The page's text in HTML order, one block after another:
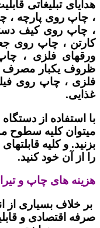
هدایای تبلیغاتی
، چاپ روی پارچه ،
، چاپ روی کیف
کارتن ، چاپ روی
ورقهای فلزی ،
ظروف یکبار مصرف
فلزی ، چاپ روی
غذایی.
با استفاده از
میتوان کلیه سطوح
بزنید. و کلیه
را از آن خود کنید.
هزینه های چاپ و
بر خلاف بسیاری از
صرفه اقتصادی و